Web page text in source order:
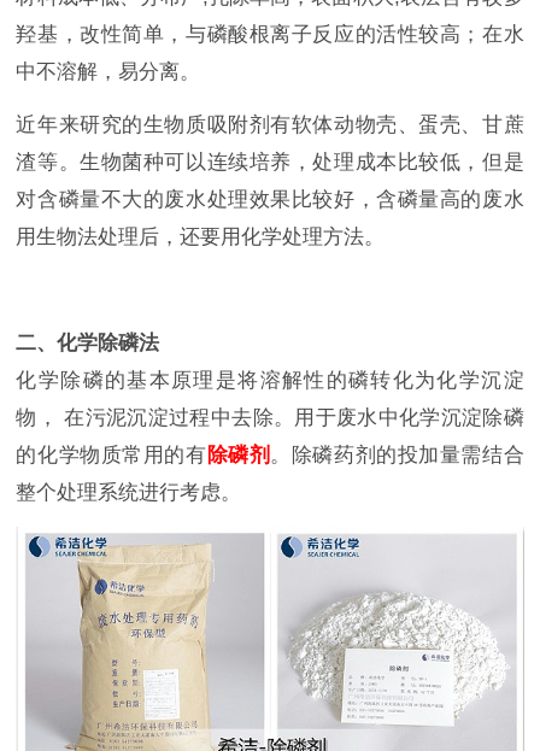
羟基，改性简单，与磷酸根离子反应的活性较高；在水
中不溶解，易分离。
近年来研究的生物质吸附剂有软体动物壳、蛋壳、甘蔗
渣等。生物菌种可以连续培养，处理成本比较低，但是
对含磷量不大的废水处理效果比较好，含磷量高的废水
用生物法处理后，还要用化学处理方法。
二、化学除磷法
化学除磷的基本原理是将溶解性的磷转化为化学沉淀
物， 在污泥沉淀过程中去除。用于废水中化学沉淀除磷
的化学物质常用的有除磷剂 。除磷药剂的投加量需结合
整个处理系统进行考虑。